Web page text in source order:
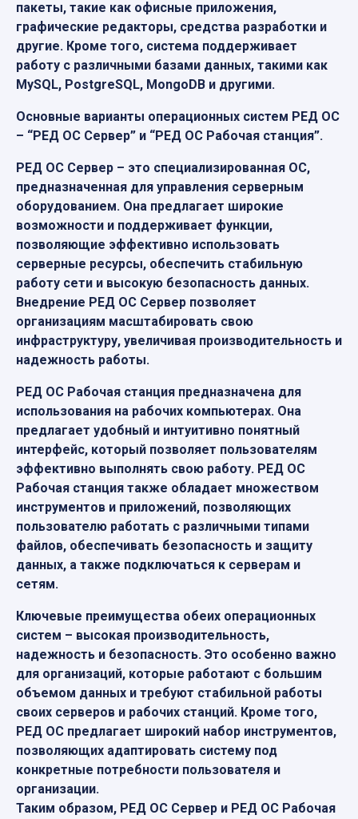
пакеты, такие как офисные приложения,
графические редакторы, средства разработки и
другие. Кроме того, система поддерживает
работу с различными базами данных, такими как
MySQL, PostgreSQL, MongoDB и другими.
Основные варианты операционных систем РЕД ОС
– “РЕД ОС Сервер” и “РЕД ОС Рабочая станция”.
РЕД ОС Сервер – это специализированная ОС,
предназначенная для управления серверным
оборудованием. Она предлагает широкие
возможности и поддерживает функции,
позволяющие эффективно использовать
серверные ресурсы, обеспечить стабильную
работу сети и высокую безопасность данных.
Внедрение РЕД ОС Сервер позволяет
организациям масштабировать свою
инфраструктуру, увеличивая производительность и
надежность работы.
РЕД ОС Рабочая станция предназначена для
использования на рабочих компьютерах. Она
предлагает удобный и интуитивно понятный
интерфейс, который позволяет пользователям
эффективно выполнять свою работу. РЕД ОС
Рабочая станция также обладает множеством
инструментов и приложений, позволяющих
пользователю работать с различными типами
файлов, обеспечивать безопасность и защиту
данных, а также подключаться к серверам и
сетям.
Ключевые преимущества обеих операционных
систем – высокая производительность,
надежность и безопасность. Это особенно важно
для организаций, которые работают с большим
объемом данных и требуют стабильной работы
своих серверов и рабочих станций. Кроме того,
РЕД ОС предлагает широкий набор инструментов,
позволяющих адаптировать систему под
конкретные потребности пользователя и
организации.
Таким образом, РЕД ОС Сервер и РЕД ОС Рабочая